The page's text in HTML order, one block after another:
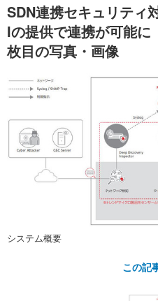
SDN連携セキュリティ
Iの提供で連携が可能に
枚目の写真・画像
システム概要
この記